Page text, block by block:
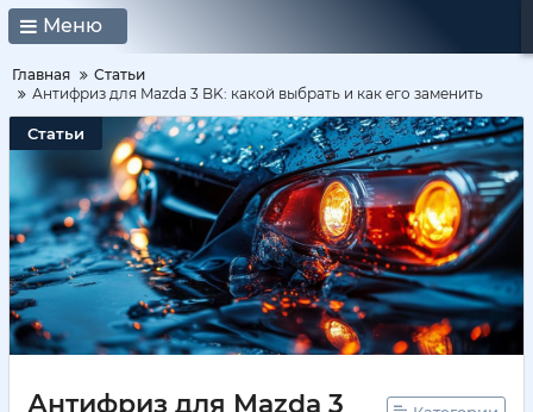
Меню
Главная
Статьи
Антифриз для Mazda 3 BK: какой выбрать и как его заменить
Статьи
Антифриз для Mazda 3